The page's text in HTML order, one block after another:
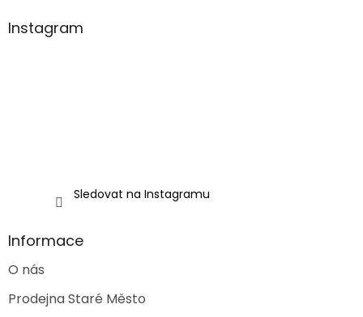
aInstagram
Sledovat na Instagramu
Informace
O nás
Prodejna Staré Město